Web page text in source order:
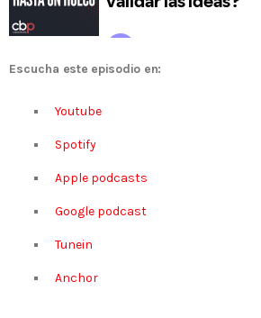
Escucha este episodio en:
Youtube
Spotify
Apple podcasts
Google podcast
Tunein
Anchor